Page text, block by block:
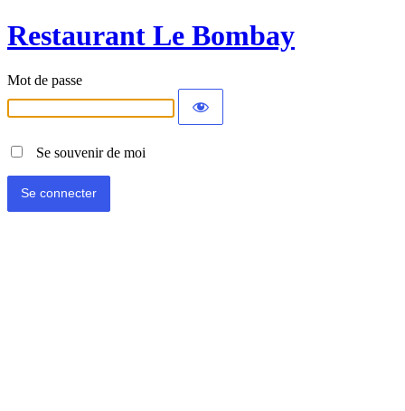
Restaurant Le Bombay
Mot de passe
Se souvenir de moi